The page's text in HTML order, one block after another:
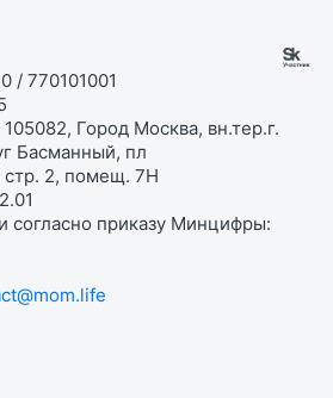
/ 770101001
Город Москва, вн.тер.г.
Басманный, пл
стр. 2, помещ. 7Н
согласно приказу Минцифры: